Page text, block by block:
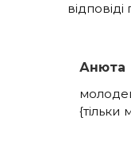
Анюта
{тільки